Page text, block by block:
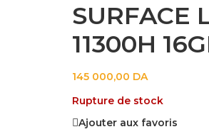
SURFACE
11300H
145 000,00 DA
Rupture de stock
Ajouter aux favoris